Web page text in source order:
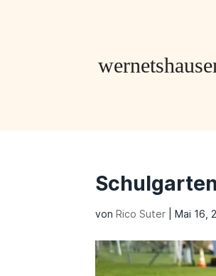
vonRico Suter |Mai 16,